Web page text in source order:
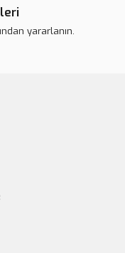
Kutusu 1 Bölmeli
yararlanın.